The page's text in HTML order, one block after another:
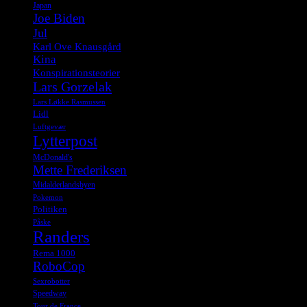
Japan
Joe Biden
Jul
Karl Ove Knausgård
Kina
Konspirationsteorier
Lars Gorzelak
Lars Løkke Rasmussen
Lidl
Luftgevær
Lytterpost
McDonald's
Mette Frederiksen
Midalderlandsbyen
Pokemon
Politiken
Påske
Randers
Rema 1000
RoboCop
Sexrobotter
Speedway